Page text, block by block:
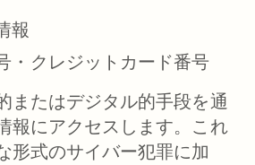
報
・クレジットカード番号
またはデジタル的手段を通
報にアクセスします。これ
形式のサイバー犯罪に加